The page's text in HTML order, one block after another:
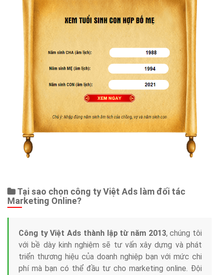
Tại sao chọn công ty Việt Ads làm đối tác
Marketing Online?
Công ty Việt Ads thành lập từ năm 2013, chúng tôi
với bề dày kinh nghiệm sẽ tư vấn xây dựng và phát
triển thương hiệu của doanh nghiệp bạn với mức chi
phí mà bạn có thể đầu tư cho marketing online. Đội